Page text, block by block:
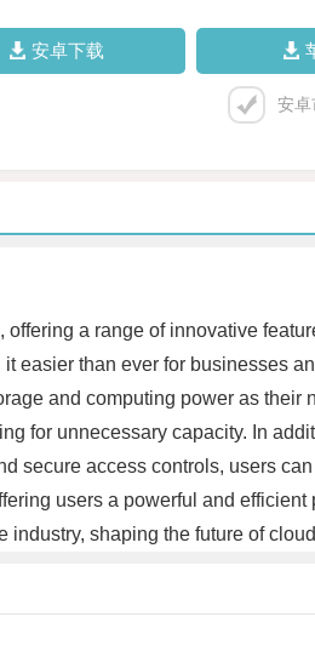
安卓下载
安卓
a range of innovative
easier than ever for businesses
and computing power as
for unnecessary capacity. In
secure access controls, users
users a powerful and
industry, shaping the future of